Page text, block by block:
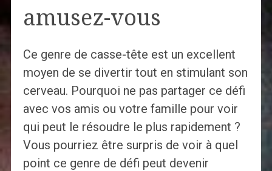
amusez-vous
Ce genre de casse-tête est un excellent
moyen de se divertir tout en stimulant son
cerveau. Pourquoi ne pas partager ce défi
avec vos amis ou votre famille pour voir
qui peut le résoudre le plus rapidement ?
Vous pourriez être surpris de voir à quel
point ce genre de défi peut devenir